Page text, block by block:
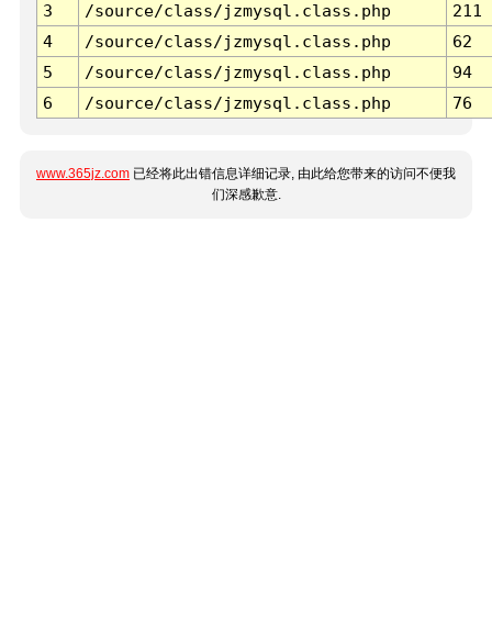
3 /source/class/jzmysql.class.php
211
4
/source/class/jzmysql.class.php
62
5
/source/class/jzmysql.class.php
94
6
/source/class/jzmysql.class.php 76
www.365jz.com 已经将此出错信息详细记录, 由此给您带来的访问不便我
们深感歉意.